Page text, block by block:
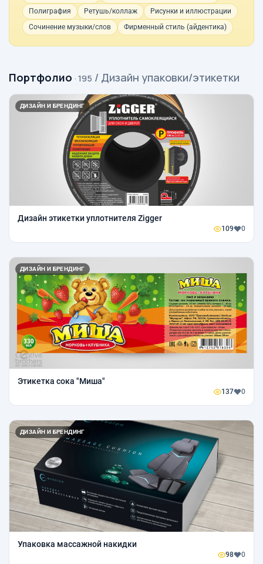
Полиграфия
Ретушь/коллаж
Рисунки и иллюстрации
Сочинение музыки/слов
Фирменный стиль (айдентика)
Портфолио · 195 / Дизайн упаковки/этикетки
ДИЗАЙН И БРЕНДИНГ
Дизайн этикетки уплотнителя Zigger
109 0
ДИЗАЙН И БРЕНДИНГ
Этикетка сока "Миша"
137 0
ДИЗАЙН И БРЕНДИНГ
Упаковка массажной накидки
98 0